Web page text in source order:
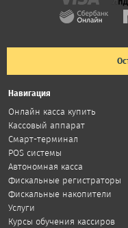
Навигация
Онлайн касса купить
Кассовый аппарат
Смарт-терминал
POS системы
Автономная касса
Фискальные регистраторы
Фискальные накопители
Услуги
Курсы обучения кассиров